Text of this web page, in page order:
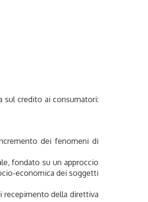
sul credito ai consumatori:
dei fenomeni di
fondato su un approccio
economica dei soggetti
recepimento della direttiva